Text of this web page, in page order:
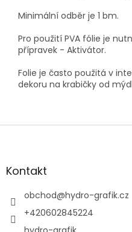
Minimální odběr je 1 bm.
Pro použití PVA fólie je
přípravek - Aktivátor.
Folie je často použitá v
dekoru na krabičky od
Z
aKontakt
obchod@hydro-grafik.cz
+420602845224